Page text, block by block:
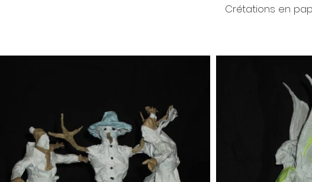
Crétations en